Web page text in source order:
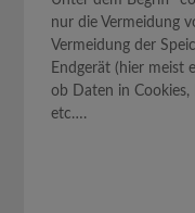
nur die Vermeidung
Vermeidung der
Endgerät (hier meist
ob Daten in Cookies,
etc….